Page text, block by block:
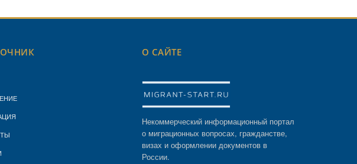
О САЙТЕ
Некоммерческий информационный портал
о миграционных вопросах, гражданстве,
визах и оформлении документов в
России.